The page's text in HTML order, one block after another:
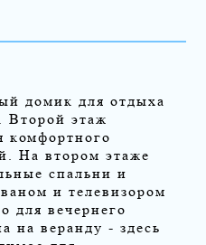
домик для отдыха
Второй этаж
комфортного
На втором этаже
спальни и
и телевизором
для вечернего
на веранду - здесь